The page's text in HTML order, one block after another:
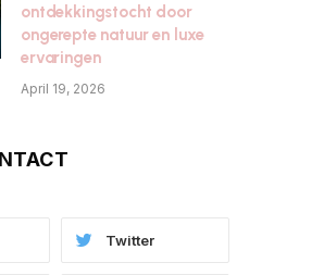
ontdekkingstocht door
ongerepte natuur en luxe
ervaringen
April 19, 2026
Twitter